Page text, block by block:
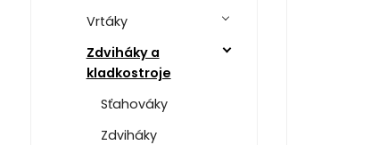
Vrtáky
Zdviháky a
kladkostroje
Sťahováky
Zdviháky